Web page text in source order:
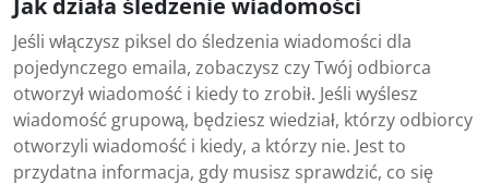
Jeśli włączysz piksel do śledzenia wiadomości dla
pojedynczego emaila, zobaczysz czy Twój odbiorca
otworzył wiadomość i kiedy to zrobił. Jeśli wyślesz
wiadomość grupową, będziesz wiedział, którzy odbiorcy
otworzyli wiadomość i kiedy, a którzy nie. Jest to
przydatna informacja, gdy musisz sprawdzić, co się